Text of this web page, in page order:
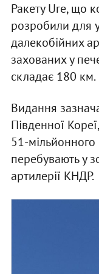
Ракету Ure, що
розробили для
далекобійних
захованих у
складає 180 км.
Видання
Південної
51-
перебувають у
артилерії КНДР.